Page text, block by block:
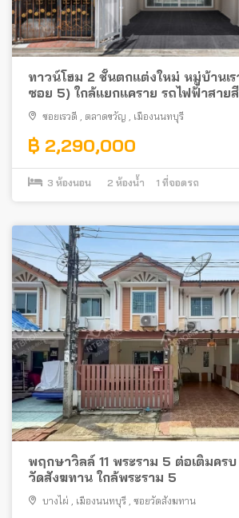
ทาวน์โฮม 2 ชั้นตกแต่งใหม่ หมู่บ้านเร
ซอย 5) ใกล้แยกแคราย รถไฟฟ้าสาย
ซอยเรวดี , ตลาดขวัญ , เมืองนนทบุรี
฿ 2,290,000
3 ห้องนอน 2 ห้องน้ำ 1 ที่จอดรถ
พฤกษาวิลล์ 11 พระราม 5 ต่อเติมคร
วัดสังฆทาน ใกล้พระราม 5
บางไผ่ , เมืองนนทบุรี , ซอยวัดสังฆทาน